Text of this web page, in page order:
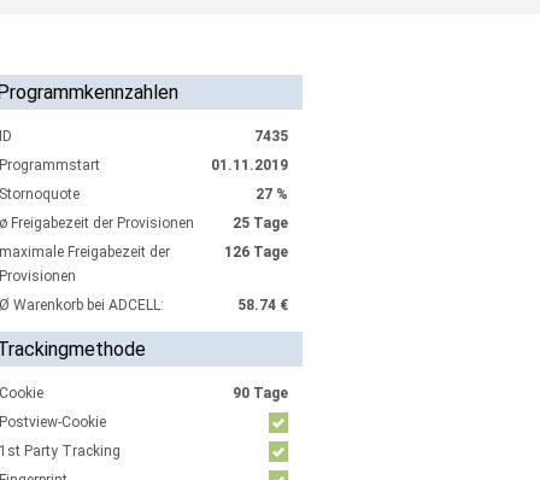
7435
01.11.2019
27 %
Freigabezeit der Provisionen
25 Tage
Freigabezeit der
126 Tage
Warenkorb bei ADCELL: 58.74 €
90 Tage
Cookie
Party Tracking